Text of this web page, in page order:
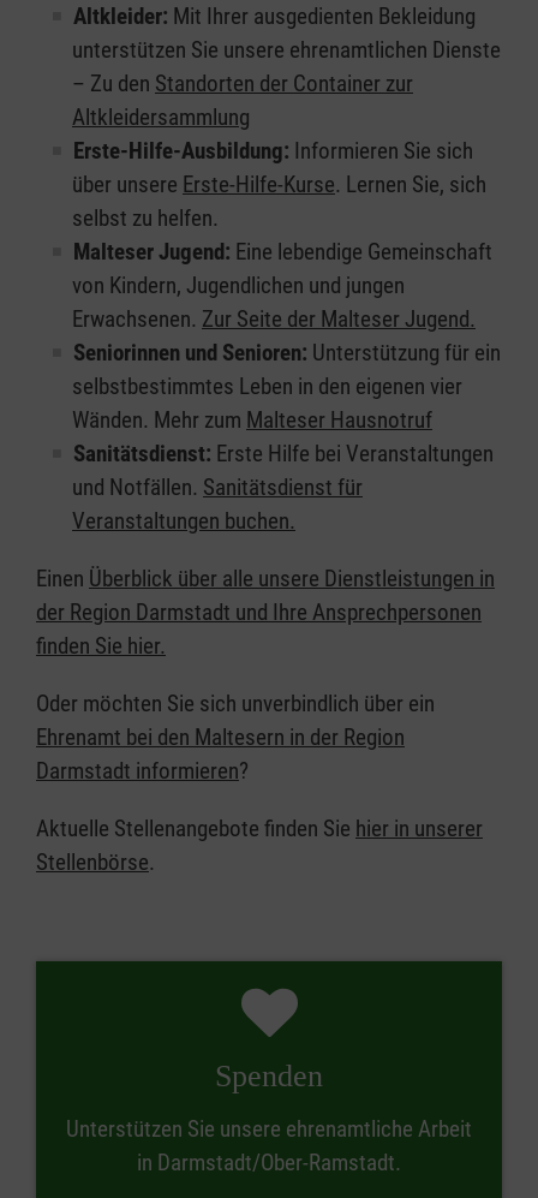
Altkleider: Mit Ihrer ausgedienten Bekleidung
unterstützen Sie unsere ehrenamtlichen Dienste
– Zu den Standorten der Container zur
Altkleidersammlung
Erste-Hilfe-Ausbildung: Informieren Sie sich
über unsere Erste-Hilfe-Kurse. Lernen Sie, sich
selbst zu helfen.
Malteser Jugend: Eine lebendige Gemeinschaft
von Kindern, Jugendlichen und jungen
Erwachsenen. Zur Seite der Malteser Jugend.
Seniorinnen und Senioren: Unterstützung für ein
selbstbestimmtes Leben in den eigenen vier
Wänden. Mehr zum Malteser Hausnotruf
Sanitätsdienst: Erste Hilfe bei Veranstaltungen
und Notfällen. Sanitätsdienst für
Veranstaltungen buchen.
Einen Überblick über alle unsere Dienstleistungen in
der Region Darmstadt und Ihre Ansprechpersonen
finden Sie hier.
Oder möchten Sie sich unverbindlich über ein
Ehrenamt bei den Maltesern in der Region
Darmstadt informieren?
Aktuelle Stellenangebote finden Sie hier in unserer
Stellenbörse.
Spenden
Unterstützen Sie unsere ehrenamtliche Arbeit
in Darmstadt/Ober-Ramstadt.